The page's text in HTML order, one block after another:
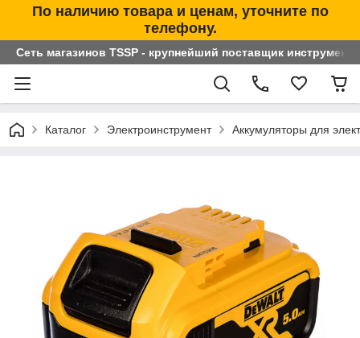
По наличию товара и ценам, уточните по
телефону.
Сеть магазинов TSSP - крупнейший поставщик
Каталог Электроинструмент Аккумуляторы для